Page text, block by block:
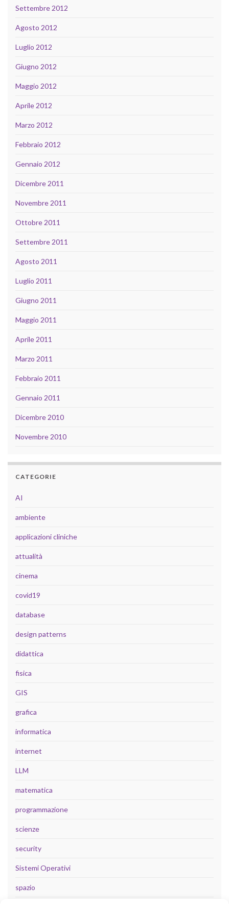
Settembre 2012
Agosto 2012
Luglio 2012
Giugno 2012
Maggio 2012
Aprile 2012
Marzo 2012
Febbraio 2012
Gennaio 2012
Dicembre 2011
Novembre 2011
Ottobre 2011
Settembre 2011
Agosto 2011
Luglio 2011
Giugno 2011
Maggio 2011
Aprile 2011
Marzo 2011
Febbraio 2011
Gennaio 2011
Dicembre 2010
Novembre 2010
CATEGORIE
AI
ambiente
applicazioni cliniche
attualità
cinema
covid19
database
design patterns
didattica
fisica
GIS
grafica
informatica
internet
LLM
matematica
programmazione
scienze
security
Sistemi Operativi
spazio